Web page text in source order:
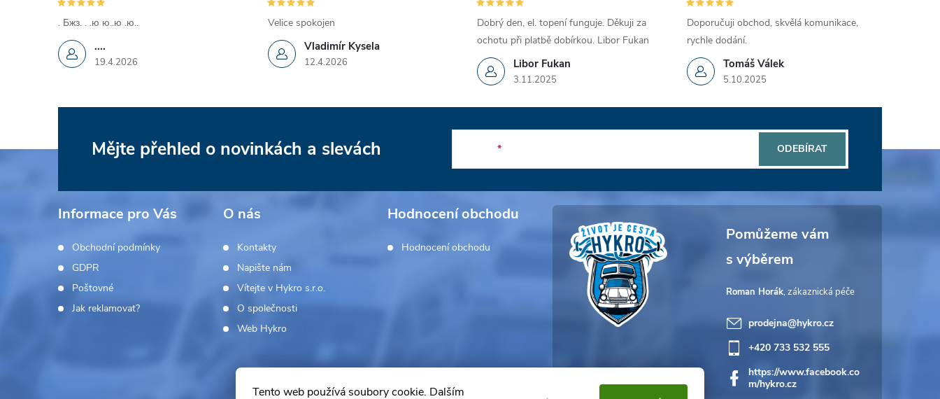
Tento web používá soubory cookie. Dalším
....
19.4.2026
. Бжз. . .ю ю..ю .ю..
Vladimír Kysela
12.4.2026
Velice spokojen
Libor Fukan
3.11.2025
Dobrý den, el. topení funguje. Děkuji za
ochotu při platbě dobírkou. Libor Fukan
Tomáš Válek
5.10.2025
Doporučuji obchod, skvělá komunikace,
rychle dodání.
Z
t
Mějte přehled o novinkách a slevách ODEBÍRAT
Informace pro Vás
Obchodní podmínky
GDPR
Poštovné
Jak reklamovat?
O nás
Kontakty
Napište nám
Vítejte v Hykro s.r.o.
O společnosti
Web Hykro
Hodnocení obchodu
Hodnocení obchodu
Roman Horák
prodejna@hykro.cz
+420 733 532 555
https://www.facebook.co
m/hykro.cz